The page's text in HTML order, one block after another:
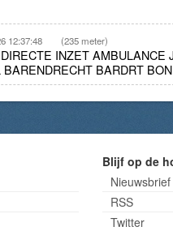
12:37:48 (235 meter)
INZET
BARDRT
Blijf op de
Nieuwsbrief
RSS
Twitter